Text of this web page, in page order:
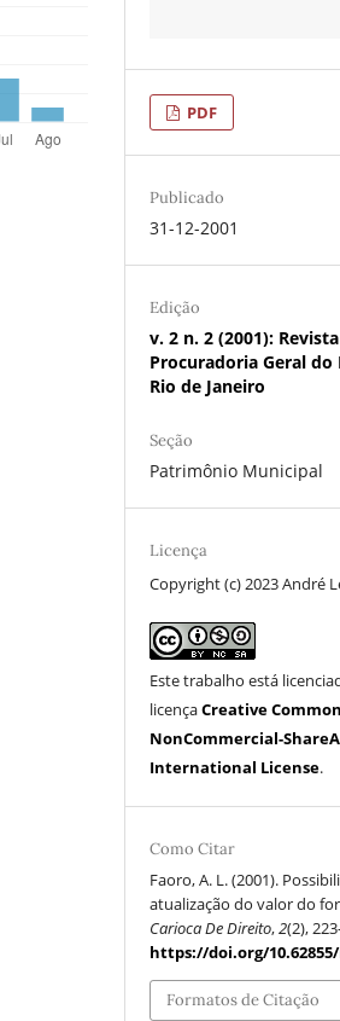
PDF
Publicado
31-12-2001
Edição
v. 2 n. 2 (2001):
Procuradoria Geral
Rio de Janeiro
Seção
Patrimônio Municipal
Licença
Copyright (c) 2023 André
Este trabalho está
licençaCreative
NonCommercial-
International License.
Como Citar
Faoro, A. L. (2001).
atualização do valor do
Carioca De Direito,2(2),
https://doi.org/10.62855/
Formatos de Citação